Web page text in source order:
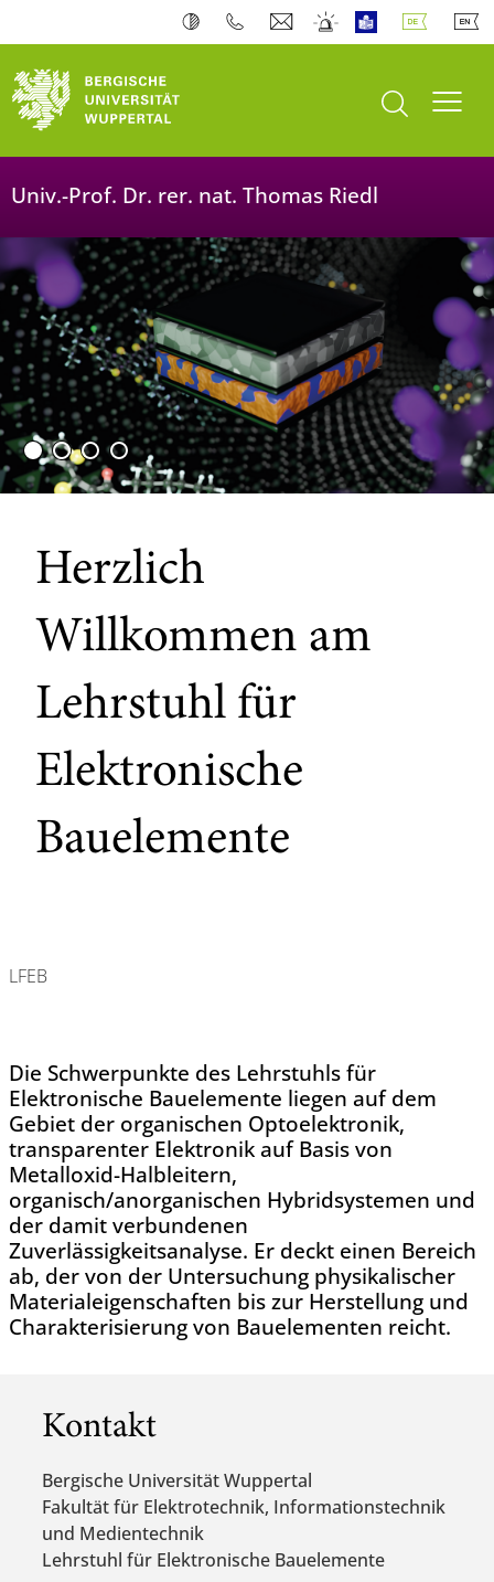
Suche öffnen
Univ.-Prof. Dr. rer. nat. Thomas Riedl
Herzlich
Willkommen am
Lehrstuhl für
Elektronische
Bauelemente
LFEB
Die Schwerpunkte des Lehrstuhls für
Elektronische Bauelemente liegen auf dem
Gebiet der organischen Optoelektronik,
transparenter Elektronik auf Basis von
Metalloxid-Halbleitern,
organisch/anorganischen Hybridsystemen und
der damit verbundenen
Zuverlässigkeitsanalyse. Er deckt einen Bereich
ab, der von der Untersuchung physikalischer
Materialeigenschaften bis zur Herstellung und
Charakterisierung von Bauelementen reicht.
Kontakt
Bergische Universität Wuppertal
Fakultät für Elektrotechnik, Informationstechnik
und Medientechnik
Lehrstuhl für Elektronische Bauelemente